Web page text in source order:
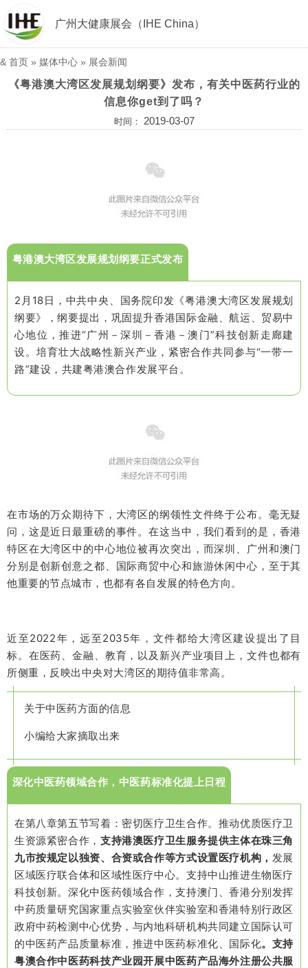
广州大健康展会（IHE China）
& 首页 » 媒体中心 » 展会新闻
《粤港澳大湾区发展规划纲要》发布，有关中医药行业的
信息你get到了吗？
时间： 2019-03-07
粤港澳大湾区发展规划纲要正式发布
2月18日，中共中央、国务院印发《粤港澳大湾区发展规划
纲要》，纲要提出，巩固提升香港国际金融、航运、贸易中
心地位，推进“广州－深圳－香港－澳门”科技创新走廊建
设。培育壮大战略性新兴产业，紧密合作共同参与“一带一
路”建设，共建粤港澳合作发展平台。
在市场的万众期待下，大湾区的纲领性文件终于公布。毫无疑
问，这是近日最重磅的事件。在这当中，我们看到的是，香港
特区在大湾区中的中心地位被再次突出，而深圳、广州和澳门
分别是创新创意之都、国际商贸中心和旅游休闲中心，至于其
他重要的节点城市，也都有各自发展的特色方向。
近至2022年，远至2035年，文件都给大湾区建设提出了目
标。在医药、金融、教育，以及新兴产业项目上，文件也都有
所侧重，反映出中央对大湾区的期待值非常高。
关于中医药方面的信息
小编给大家摘取出来
深化中医药领域合作，中医药标准化提上日程
在第八章第五节写着：密切医疗卫生合作。推动优质医疗卫
生资源紧密合作， 支持港澳医疗卫生服务提供主体在珠三角
九市按规定以独资、合资或合作等方式设置医疗机构， 发展
区域医疗联合体和区域性医疗中心。支持中山推进生物医疗
科技创新。深化中医药领域合作，支持澳门、香港分别发挥
中药质量研究国家重点实验室伙伴实验室和香港特别行政区
政府中药检测中心优势，与内地科研机构共同建立国际认可
的中医药产品质量标准，推进中医药标准化、国际化。 支持
粤澳合作中医药科技产业园开展中医药产品海外注册公共服